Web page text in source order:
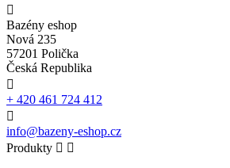

Bazény eshop
Nová 235
57201 Polička
Česká Republika

+ 420 461 724 412

info@bazeny-eshop.cz
Produkty  